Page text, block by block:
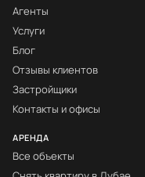
Агенты
Услуги
Блог
Отзывы клиентов
Застройщики
Контакты и офисы
АРЕНДА
Все объекты